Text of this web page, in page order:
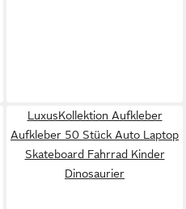
LuxusKollektion Aufkleber
Aufkleber 50 Stück Auto Laptop
Skateboard Fahrrad Kinder
Dinosaurier